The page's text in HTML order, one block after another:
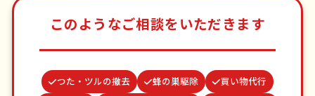
このようなご相談をいただきます
つた・ツルの撤去 蜂の巣駆除
買い物代行